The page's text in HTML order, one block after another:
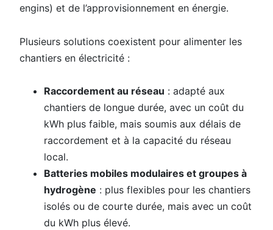
engins) et de l’approvisionnement en énergie.
Plusieurs solutions coexistent pour alimenter les
chantiers en électricité :
Raccordement au réseau : adapté aux
chantiers de longue durée, avec un coût du
kWh plus faible, mais soumis aux délais de
raccordement et à la capacité du réseau
local.
Batteries mobiles modulaires et groupes à
hydrogène : plus flexibles pour les chantiers
isolés ou de courte durée, mais avec un coût
du kWh plus élevé.